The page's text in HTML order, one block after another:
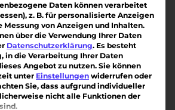
in Gundelfingen
|Juli 17, 2026
Daten können verarbeitet
z. B. für personalisierte Anzeigen
Messung von Anzeigen und Inhalten.
über die Verwendung Ihrer Daten
Datenschutzerklärung. Es besteht
in die Verarbeitung Ihrer Daten
Angebot zu nutzen. Sie können
unter Einstellungen widerrufen oder
Sie, dass aufgrund individueller
nicht alle Funktionen der